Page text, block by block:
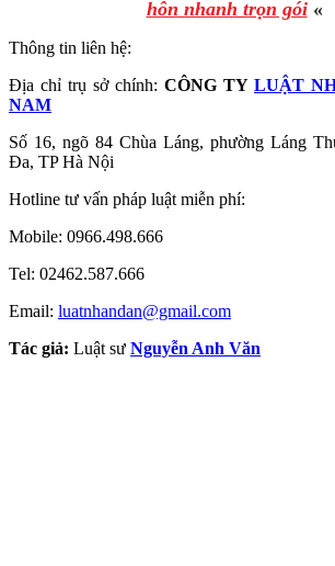
hôn nhanh trọn gói«
Thông tin liên hệ:
Địa chỉ trụ sở chính: CÔNG TY LUẬT
NAM
Số 16, ngõ 84 Chùa Láng, phường Láng
Đa, TP Hà Nội
Hotline tư vấn pháp luật miễn phí:
Mobile: 0966.498.666
Tel: 02462.587.666
Email: luatnhandan@gmail.com
Tác giả: Luật sư Nguyễn Anh Văn